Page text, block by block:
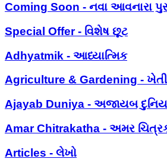
Coming Soon - નવા આવનારા
Special Offer - વિશેષ છૂટ
Adhyatmik - આધ્યાત્મિક
Agriculture & Gardening - ખેતી
Ajayab Duniya - અજાયબ
Amar Chitrakatha - અમર
Articles - લેખો